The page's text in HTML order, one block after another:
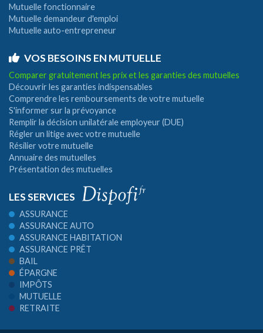
Mutuelle fonctionnaire
Mutuelle demandeur d'emploi
Mutuelle auto-entrepreneur
VOS BESOINS EN MUTUELLE
Comparer gratuitement les prix et les garanties des mutuelles
Découvrir les garanties indispensables
Comprendre les remboursements de votre mutuelle
S'informer sur la prévoyance
Remplir la décision unilatérale employeur (DUE)
Régler un litige avec votre mutuelle
Résilier votre mutuelle
Annuaire des mutuelles
Présentation des mutuelles
LES SERVICES
ASSURANCE
ASSURANCE AUTO
ASSURANCE HABITATION
ASSURANCE PRÊT
BAIL
ÉPARGNE
IMPÔTS
MUTUELLE
RETRAITE